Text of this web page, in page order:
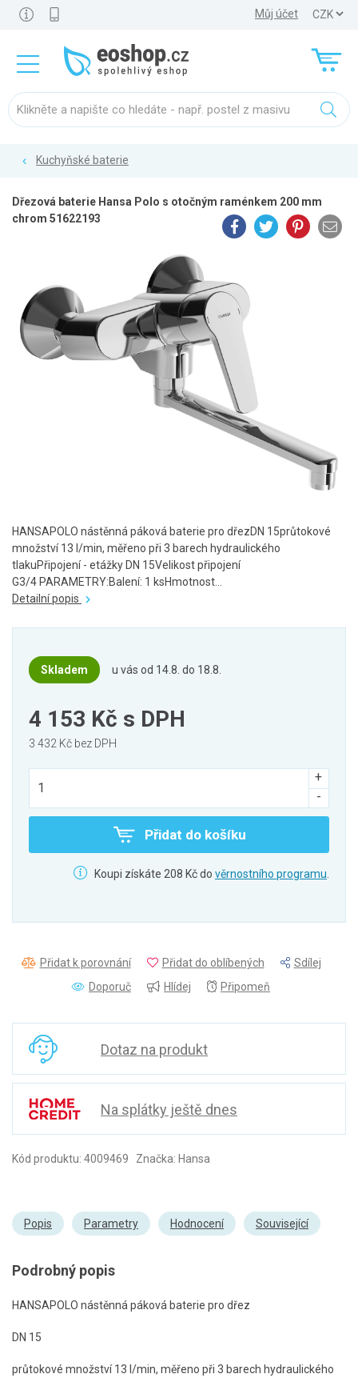
Můj účet
Kuchyňské baterie
Dřezová baterie Hansa Polo s otočným raménkem 200 mm
chrom 51622193
HANSAPOLO nástěnná páková baterie pro dřezDN 15průtokové
množství 13 l/min, měřeno při 3 barech hydraulického
tlakuPřipojení - etážky DN 15Velikost připojení
G3/4 PARAMETRY:Balení: 1 ksHmotnost...
Detailní popis
Skladem u vás od 14.8. do 18.8.
4 153 Kč s DPH
3 432 Kč bez DPH
Přidat do košíku
Koupi získáte 208 Kč do věrnostního programu
Přidat k porovnání Přidat do oblíbených
Sdílej
Doporuč
Hlídej Připomeň
Dotaz na produkt
Na splátky ještě dnes
Kód produktu: 4009469 Značka: Hansa
Popis Parametry Hodnocení Související
Podrobný popis
HANSAPOLO nástěnná páková baterie pro dřez
DN 15
průtokové množství 13 l/min, měřeno při 3 barech hydraulického